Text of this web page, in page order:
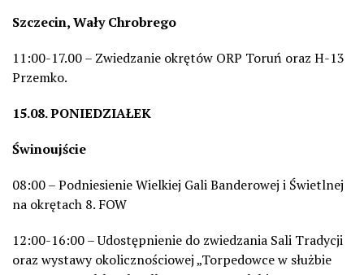
Szczecin, Wały Chrobrego
11:00-17.00 – Zwiedzanie okrętów ORP Toruń oraz H-13
Przemko.
15.08. PONIEDZIAŁEK
Świnoujście
08:00 – Podniesienie Wielkiej Gali Banderowej i Świetlnej
na okrętach 8. FOW
12:00-16:00 – Udostępnienie do zwiedzania Sali Tradycji
oraz wystawy okolicznościowej „Torpedowce w służbie